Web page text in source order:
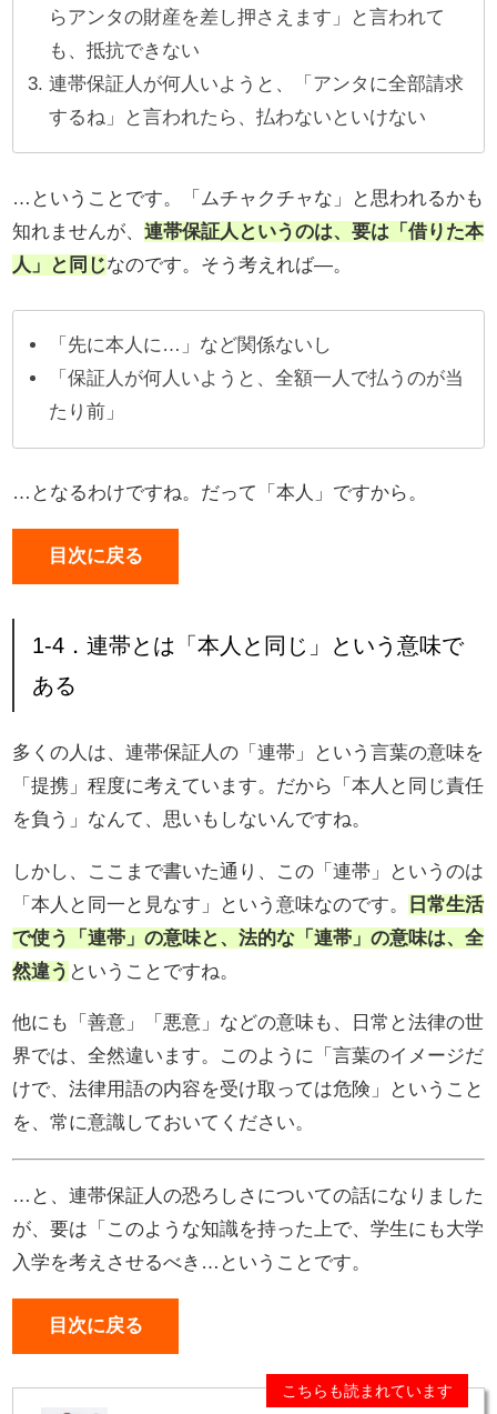
らアンタの財産を差し押さえます」と言われて
も、抵抗できない
連帯保証人が何人いようと、「アンタに全部請求
するね」と言われたら、払わないといけない
…ということです。「ムチャクチャな」と思われるかも
知れませんが、連帯保証人というのは、要は「借りた本
人」と同じなのです。そう考えれば―。
「先に本人に…」など関係ないし
「保証人が何人いようと、全額一人で払うのが当
たり前」
…となるわけですね。だって「本人」ですから。
目次に戻る
1-4．連帯とは「本人と同じ」という意味で
ある
多くの人は、連帯保証人の「連帯」という言葉の意味を
「提携」程度に考えています。だから「本人と同じ責任
を負う」なんて、思いもしないんですね。
しかし、ここまで書いた通り、この「連帯」というのは
「本人と同一と見なす」という意味なのです。
日常生活
で使う「連帯」の意味と、法的な「連帯」の意味は、全
然違う ということですね。
他にも「善意」「悪意」などの意味も、日常と法律の世
界では、全然違います。このように「言葉のイメージだ
けで、法律用語の内容を受け取っては危険」ということ
を、常に意識しておいてください。
…と、連帯保証人の恐ろしさについての話になりました
が、要は「このような知識を持った上で、学生にも大学
入学を考えさせるべき…ということです。
目次に戻る
こちらも読まれています